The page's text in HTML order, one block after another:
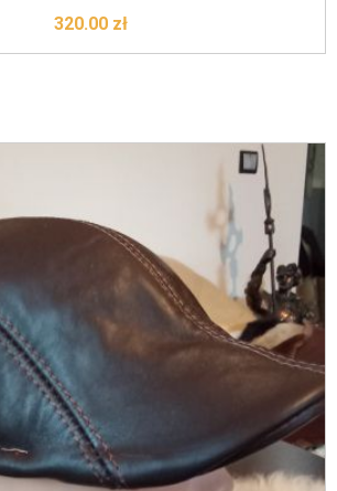
Do koszyka
320.00 zł